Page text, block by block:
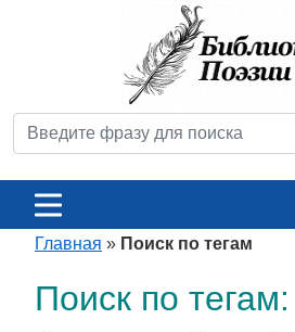
Главная » Поиск по тегам
Поиск по